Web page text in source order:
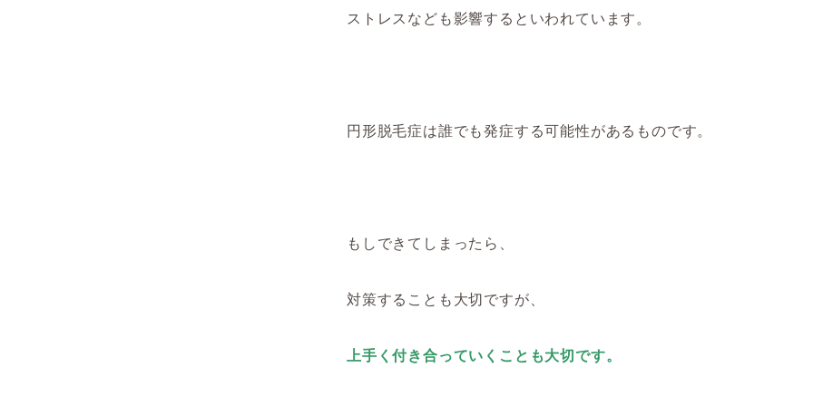
ストレスなども影響するといわれています。
円形脱毛症は誰でも発症する可能性があるものです。
もしできてしまったら、
対策することも大切ですが、
上手く付き合っていくことも大切です。